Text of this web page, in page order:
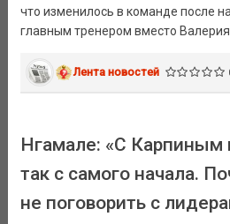
что изменилось в команде после
главным тренером вместо Валерия
Лента новостей
Нгамале: «С Карпиным
так с самого начала.
не поговорить с